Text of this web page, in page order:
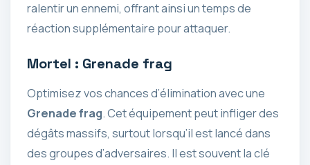
ralentir un ennemi, offrant ainsi un temps de
réaction supplémentaire pour attaquer.
Mortel : Grenade frag
Optimisez vos chances d’élimination avec une
Grenade frag. Cet équipement peut infliger des
dégâts massifs, surtout lorsqu’il est lancé dans
des groupes d’adversaires. Il est souvent la clé